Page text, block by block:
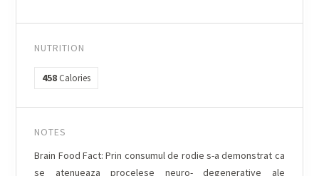
NUTRITION
458 Calories
NOTES
Brain Food Fact: Prin consumul de rodie s-a demonstrat ca
se atenueaza procelese neuro- degenerative ale